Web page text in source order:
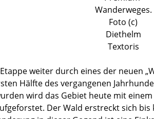
Wanderweges.
Foto (c)
Diethelm
Textoris
weiter durch eines der neuen
Hälfte des vergangenen
wird das Gebiet heute mit
Der Wald erstreckt sich bis